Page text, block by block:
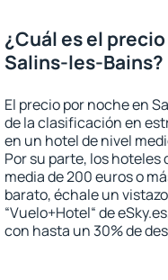
¿Cuál es el
Salins-les-Bains?
El precio por noche en
de la clasificación en
en un hotel de nivel
Por su parte, los
media de 200 euros o
barato, échale un
“Vuelo+Hotel“ de
con hasta un 30% de